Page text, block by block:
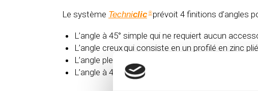
Le système Techniclic ®prévoit 4 finitions d’angles
L’angle à 45° simple qui ne requiert aucun
L’angle creux qui consiste en un profilé en zinc
L’angle plein en bois qui consiste en un coin en
L’angle à 45° avec profilé zinc qui se loge entre